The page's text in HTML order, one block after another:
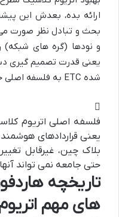
ارائه بده، بعدش این
بحث و تبادل نظر صورت می
و نودها (گره های
یعنی قدرت تصمیم گیری
شده ETC به فلسفه اصلی خودش وفادار بمونه.
فلسفه اصلی اتریوم
یعنی قراردادهای
بلاک چین، غیرقابل
حتی جامعه نمی تواند آنها
تاریخچه
های مهم